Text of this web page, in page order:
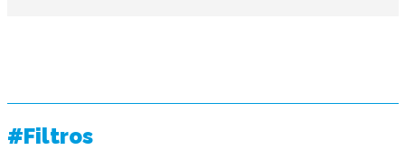
#Filtros